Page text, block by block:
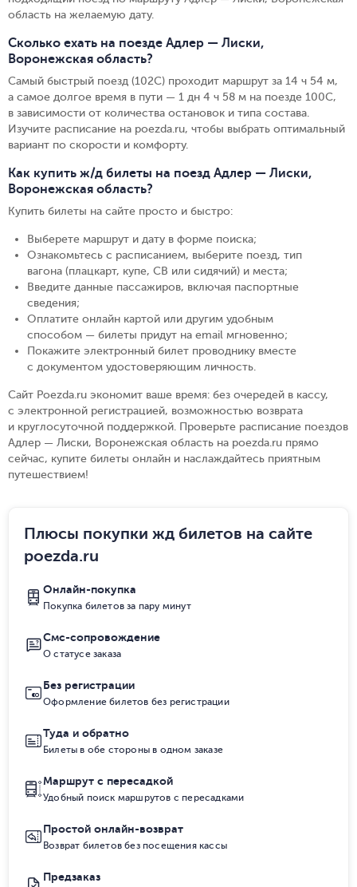
область на желаемую дату.
Сколько ехать на поезде Адлер — Лиски,
Воронежская область?
Самый быстрый поезд (102С) проходит маршрут за 14 ч 54 м,
а самое долгое время в пути — 1 дн 4 ч 58 м на поезде 100С,
в зависимости от количества остановок и типа состава.
Изучите расписание на poezda.ru, чтобы выбрать оптимальный
вариант по скорости и комфорту.
Как купить ж/д билеты на поезд Адлер — Лиски,
Воронежская область?
Купить билеты на сайте просто и быстро:
Выберете маршрут и дату в форме поиска;
Ознакомьтесь с расписанием, выберите поезд, тип
вагона (плацкарт, купе, СВ или сидячий) и места;
Введите данные пассажиров, включая паспортные
сведения;
Оплатите онлайн картой или другим удобным
способом — билеты придут на email мгновенно;
Покажите электронный билет проводнику вместе
с документом удостоверяющим личность.
Сайт Poezda.ru экономит ваше время: без очередей в кассу,
с электронной регистрацией, возможностью возврата
и круглосуточной поддержкой. Проверьте расписание поездов
Адлер — Лиски, Воронежская область на poezda.ru прямо
сейчас, купите билеты онлайн и наслаждайтесь приятным
путешествием!
Плюсы покупки жд билетов на сайте
poezda.ru
Онлайн-покупка
Покупка билетов за пару минут
Смс-сопровождение
О статусе заказа
Без регистрации
Оформление билетов без регистрации
Туда и обратно
Билеты в обе стороны в одном заказе
Маршрут с пересадкой
Удобный поиск маршрутов с пересадками
Простой онлайн-возврат
Возврат билетов без посещения кассы
Предзаказ